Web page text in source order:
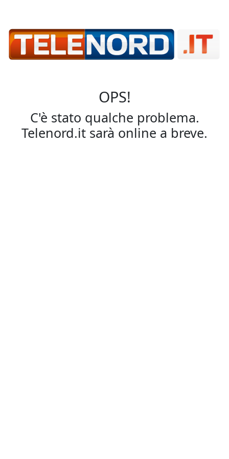
OPS!
C'è stato qualche problema.
Telenord.it sarà online a breve.